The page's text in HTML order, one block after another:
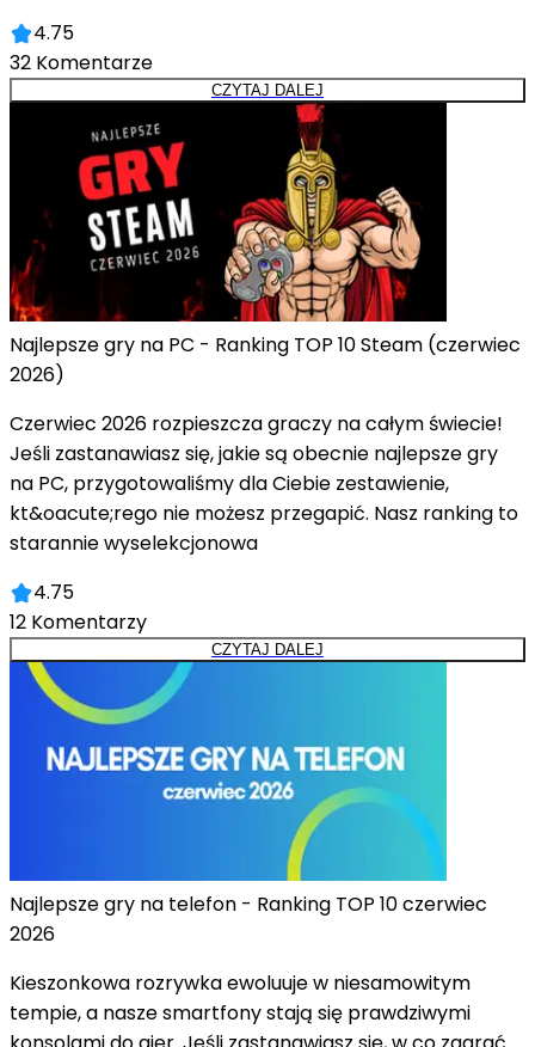
4.75
32 Komentarze
CZYTAJ DALEJ
Najlepsze gry na PC - Ranking TOP 10 Steam (czerwiec
2026)
Czerwiec 2026 rozpieszcza graczy na całym świecie!
Jeśli zastanawiasz się, jakie są obecnie najlepsze gry
na PC, przygotowaliśmy dla Ciebie zestawienie,
kt&oacute;rego nie możesz przegapić. Nasz ranking to
starannie wyselekcjonowa
4.75
12 Komentarzy
CZYTAJ DALEJ
Najlepsze gry na telefon - Ranking TOP 10 czerwiec
2026
Kieszonkowa rozrywka ewoluuje w niesamowitym
tempie, a nasze smartfony stają się prawdziwymi